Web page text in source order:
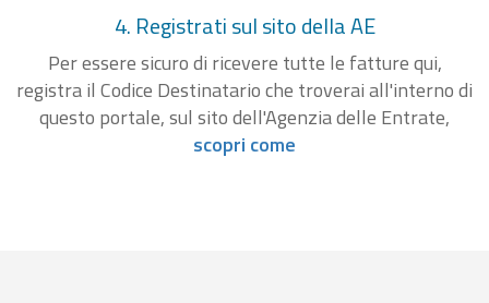
4. Registrati sul sito della AE
Per essere sicuro di ricevere tutte le fatture qui,
registra il Codice Destinatario che troverai all'interno di
questo portale, sul sito dell'Agenzia delle Entrate,
scopri come